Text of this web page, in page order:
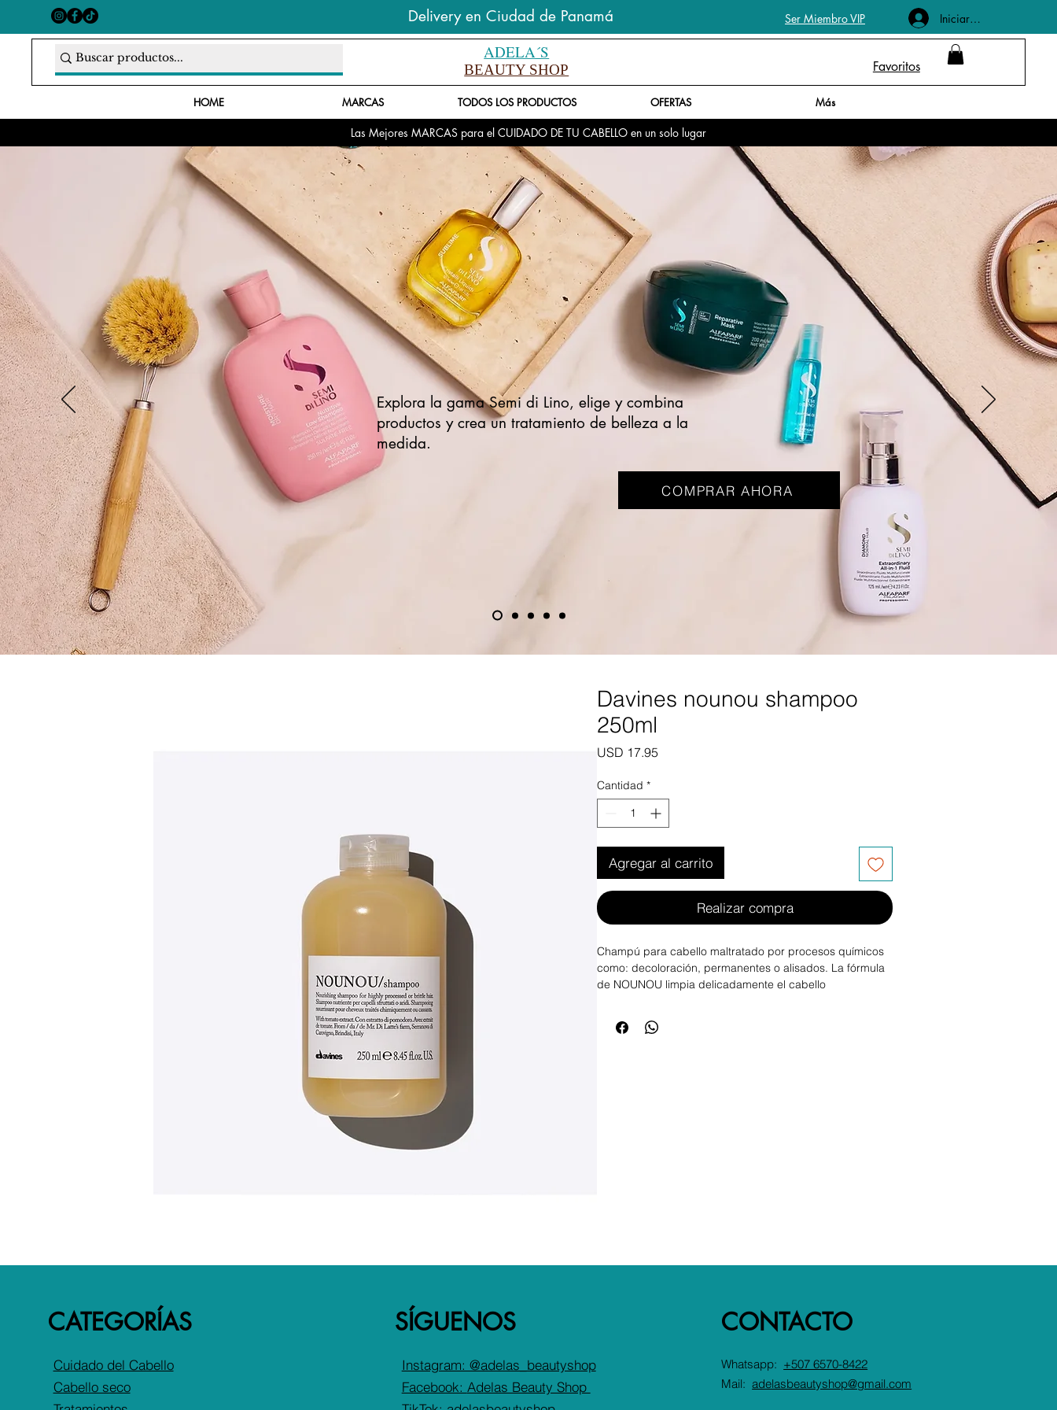
Delivery en Ciudad de Panamá Ser Miembro VIP Iniciar sesión
ADELA´S
BEAUTY SHOP Favoritos
Las Mejores MARCAS para el CUIDADO DE TU CABELLO en un solo lugar
HOME MARCAS TODOS LOS PRODUCTOS OFERTAS Más
COMPRAR AHORA
Explora la gama Semi di Lino, elige y combina
productos y crea un tratamiento de belleza a la
medida.
Davines nounou shampoo
250ml
USD 17.95
Cantidad *
Agregar al carrito
Realizar compra
Champú para cabello maltratado por procesos químicos
como: decoloración, permanentes o alisados. La fórmula
de NOUNOU limpia delicadamente el cabello
CATEGORÍAS
Cuidado del Cabello
Cabello seco
SÍGUENOS
Instagram: @adelas_beautyshop
Facebook: Adelas Beauty Shop
CONTACTO
Whatsapp: +507 6570-8422
Mail:adelasbeautyshop@gmail.com